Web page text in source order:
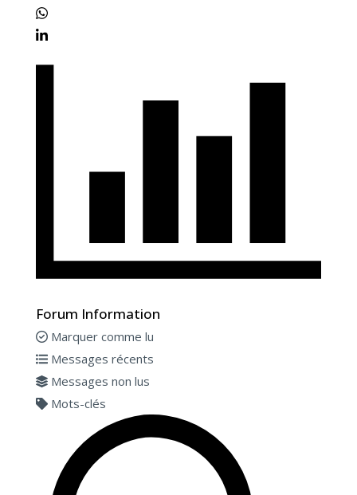
Forum Information
Marquer comme lu
Messages récents
Messages non lus
Mots-clés